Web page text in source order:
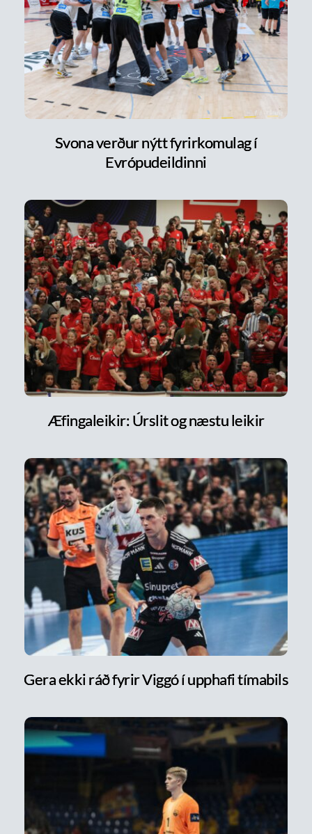
Svona verður nýtt fyrirkomulag í
Evrópudeildinni
Æfingaleikir: Úrslit og næstu leikir
Gera ekki ráð fyrir Viggó í upphafi tímabils